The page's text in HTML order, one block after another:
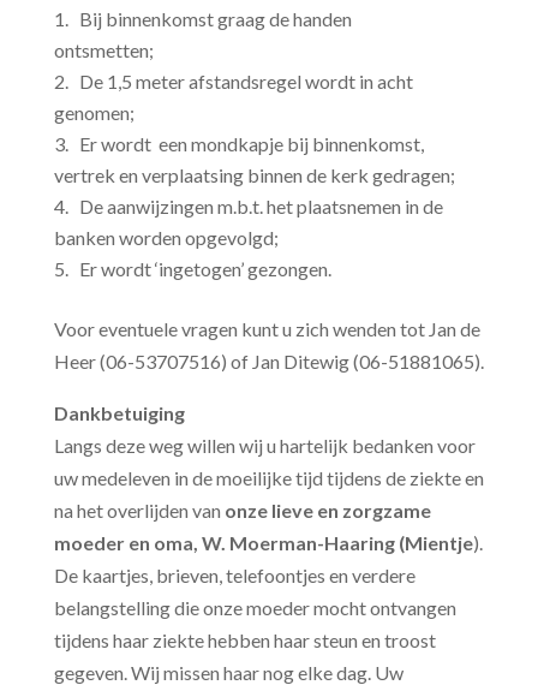
Bij binnenkomst graag de handen
ontsmetten;
De 1,5 meter afstandsregel wordt in acht
genomen;
Er wordt een mondkapje bij binnenkomst,
vertrek en verplaatsing binnen de kerk gedragen;
De aanwijzingen m.b.t. het plaatsnemen in de
banken worden opgevolgd;
Er wordt ‘ingetogen’ gezongen.
Voor eventuele vragen kunt u zich wenden tot Jan de
Heer (06-53707516) of Jan Ditewig (06-51881065).
Dankbetuiging
Langs deze weg willen wij u hartelijk bedanken voor
uw medeleven in demoeilijke tijd tijdens de ziekte en
na het overlijden van onze lieve en zorgzame
moeder en oma, W. Moerman-Haaring (Mientje).
De kaartjes, brieven, telefoontjes en verdere
belangstelling die onze moeder mocht ontvangen
tijdens haar ziekte hebben haar steun en troost
gegeven. Wij missen haar nog elke dag. Uw